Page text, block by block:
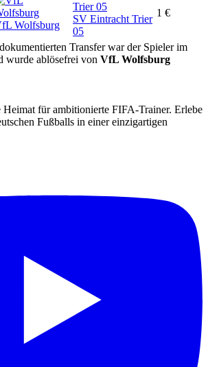
Wolfsburg
SV Eintracht Trier
05
1 €
Transfer war der Spieler im
wurde ablösefrei von VfL Wolfsburg
Heimat für ambitionierte FIFA-Trainer. Erlebe
Fußballs in einer einzigartigen